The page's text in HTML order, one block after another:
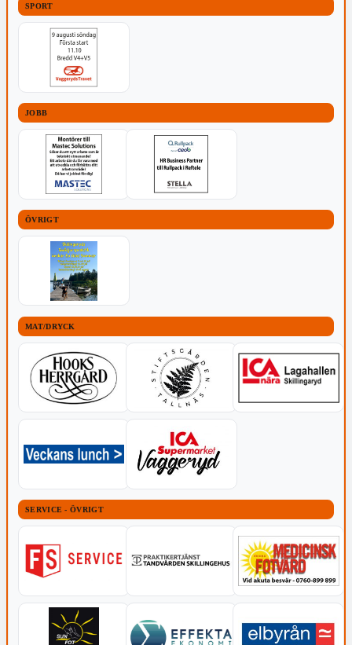
SPORT
JOBB
ÖVRIGT
MAT/DRYCK
SERVICE - ÖVRIGT